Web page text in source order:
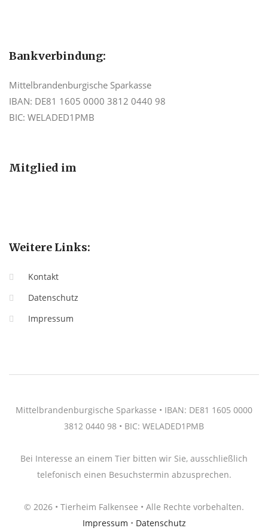
Bankverbindung:
Mittelbrandenburgische Sparkasse
IBAN: DE81 1605 0000 3812 0440 98
BIC: WELADED1PMB
Mitglied im
Weitere Links:
Kontakt
Datenschutz
Impressum
Mittelbrandenburgische Sparkasse • IBAN: DE81 1605 0000
3812 0440 98 • BIC: WELADED1PMB
Bei Interesse an einem Tier bitten wir Sie, ausschließlich
telefonisch einen Besuchstermin abzusprechen.
© 2026 • Tierheim Falkensee • Alle Rechte vorbehalten.
Impressum • Datenschutz